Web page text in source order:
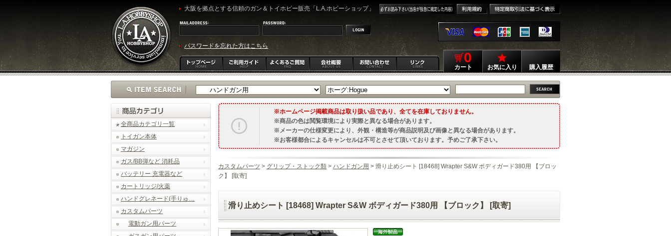
大阪を拠点とする信頼のガン＆トイホビー販売「L.A.ホビーショップ」
パスワードを忘れた方はこちら
0
カート お気に入り 購入履歴
全商品カテゴリ一覧
トイガン本体
マガジン
ガス/BB弾など 消耗品
バッテリー 充電器など
カートリッジ/火薬
ハンドグレネード(手りゅ…
カスタムパーツ
電動ガン用パーツ
ホームページ掲載商品は取り扱い品であり、全てを在庫しておりません。
商品の色は閲覧環境により実際と異なる場合があります。
メーカーの仕様変更により、外観・構造等が商品説明及び画像と異なる場合があります。
お客様都合によるキャンセルは不可とさせて頂いております。予めご了承下さい。
カスタムパーツ > グリップ・ストック類 > ハンドガン用 > 滑り止めシート [18468] Wrapter S&W ボディガード380用 【ブロッ
ク】 [取寄]
滑り止めシート [18468] Wrapter S&W ボディガード380用 【ブロック】 [取寄]